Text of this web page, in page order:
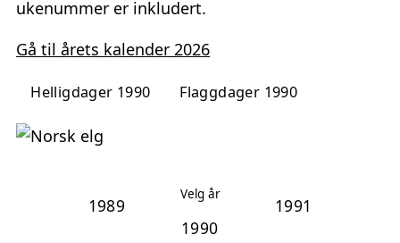
ukenummer er inkludert.
Gå til årets kalender 2026
Helligdager 1990 Flaggdager 1990
1989
Velg år
1991